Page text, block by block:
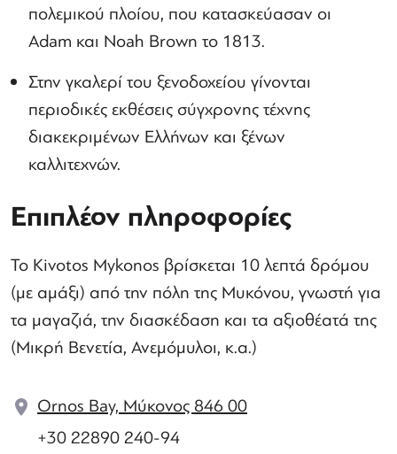
πολεμικού πλοίου, που κατασκεύασαν οι
Adam και Noah Brown το 1813.
Στην γκαλερί του ξενοδοχείου γίνονται
περιοδικές εκθέσεις σύγχρονης τέχνης
διακεκριμένων Ελλήνων και ξένων
καλλιτεχνών.
Επιπλέον πληροφορίες
Το Kivotos Mykonos βρίσκεται 10 λεπτά δρόμου
(με αμάξι) από την πόλη της Μυκόνου, γνωστή για
τα μαγαζιά, την διασκέδαση και τα αξιοθέατά της
(Μικρή Βενετία, Ανεμόμυλοι, κ.α.)
Ornos Bay, Μύκονος 846 00
+30 22890 240-94